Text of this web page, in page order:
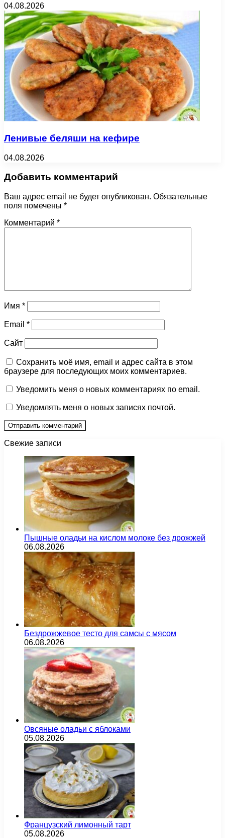
04.08.2026
Ленивые беляши на кефире
04.08.2026
Добавить комментарий
Ваш адрес email не будет опубликован. Обязательные
поля помечены *
Комментарий *
Имя *
Email *
Сайт
Сохранить моё имя, email и адрес сайта в этом
браузере для последующих моих комментариев.
Уведомить меня о новых комментариях по email.
Уведомлять меня о новых записях почтой.
Свежие записи
Пышные оладьи на кислом молоке без дрожжей
06.08.2026
Бездрожжевое тесто для самсы с мясом
06.08.2026
Овсяные оладьи с яблоками
05.08.2026
Французский лимонный тарт
05.08.2026